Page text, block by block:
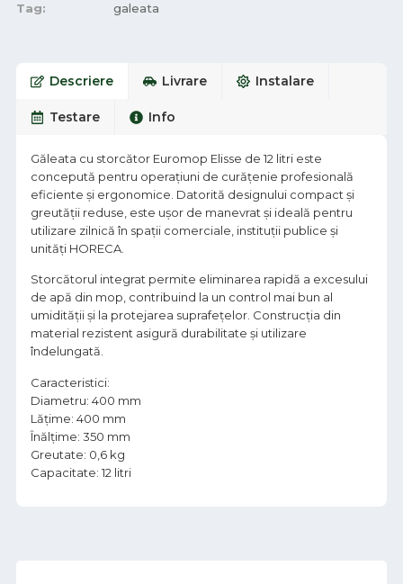
Tag:
galeata
Descriere Livrare Instalare
Testare Info
Găleata cu storcător Euromop Elisse de 12 litri este
concepută pentru operațiuni de curățenie profesională
eficiente și ergonomice. Datorită designului compact și
greutății reduse, este ușor de manevrat și ideală pentru
utilizare zilnică în spații comerciale, instituții publice și
unități HORECA.
Storcătorul integrat permite eliminarea rapidă a excesului
de apă din mop, contribuind la un control mai bun al
umidității și la protejarea suprafețelor. Construcția din
material rezistent asigură durabilitate și utilizare
îndelungată.
Caracteristici:
Diametru: 400 mm
Lățime: 400 mm
Înălțime: 350 mm
Greutate: 0,6 kg
Capacitate: 12 litri